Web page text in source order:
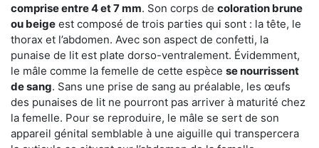
comprise entre 4 et 7 mm. Son corps de coloration brune
ou beige est composé de trois parties qui sont : la tête, le
thorax et l’abdomen. Avec son aspect de confetti, la
punaise de lit est plate dorso-ventralement. Évidemment,
le mâle comme la femelle de cette espèce se nourrissent
de sang. Sans une prise de sang au préalable, les œufs
des punaises de lit ne pourront pas arriver à maturité chez
la femelle. Pour se reproduire, le mâle se sert de son
appareil génital semblable à une aiguille qui transpercera